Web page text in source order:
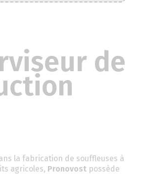
de
la fabrication de souffleuses à
agricoles, Pronovost possède